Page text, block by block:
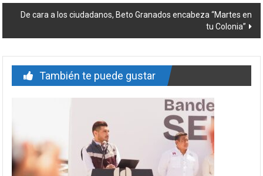
entrada
De cara a los ciudadanos, Beto Granados encabeza “Martes en
tu Colonia”
También te puede gustar